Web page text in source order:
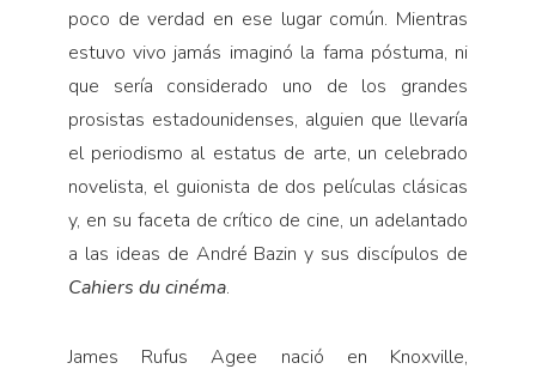
poco de verdad en ese lugar común. Mientras
estuvo vivo jamás imaginó la fama póstuma, ni
que sería considerado uno de los grandes
prosistas estadounidenses, alguien que llevaría
el periodismo al estatus de arte, un celebrado
novelista, el guionista de dos películas clásicas
y, en su faceta de crítico de cine, un adelantado
a las ideas de André Bazin y sus discípulos de
Cahiers du cinéma.
James Rufus Agee nació en Knoxville,